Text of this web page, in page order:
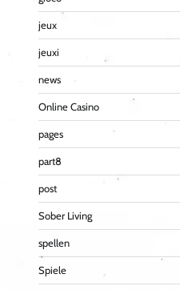
jeux
jeuxi
news
Online Casino
pages
part8
post
Sober Living
spellen
Spiele